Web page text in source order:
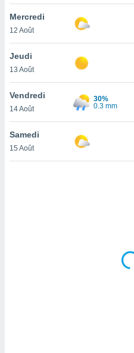
votre
à
en
le
Mercredi
12 Août
Jeudi
13 Août
Vendredi
14 Août
30%
0.3 mm
Samedi
15 Août